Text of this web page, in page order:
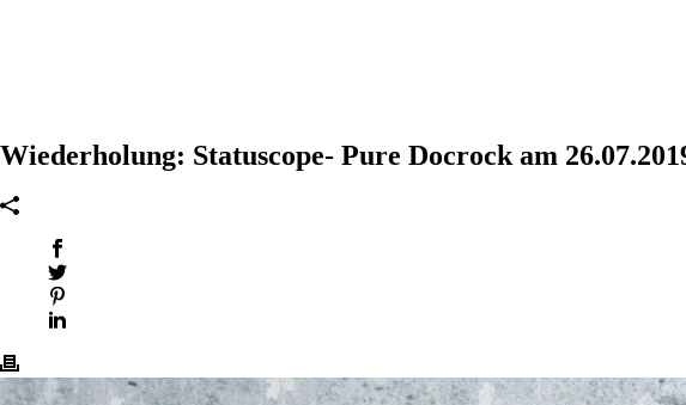
Wiederholung: Statuscope- Pure Docrock am